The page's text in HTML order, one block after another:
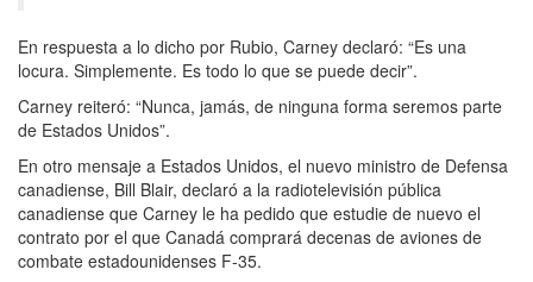
En respuesta a lo dicho por Rubio, Carney declaró: “Es una
locura. Simplemente. Es todo lo que se puede decir”.
Carney reiteró: “Nunca, jamás, de ninguna forma seremos parte
de Estados Unidos”.
En otro mensaje a Estados Unidos, el nuevo ministro de Defensa
canadiense, Bill Blair, declaró a la radiotelevisión pública
canadiense que Carney le ha pedido que estudie de nuevo el
contrato por el que Canadá comprará decenas de aviones de
combate estadounidenses F-35.